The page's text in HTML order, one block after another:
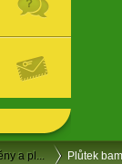
a pl... Plůtek